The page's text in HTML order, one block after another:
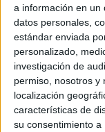
a información en un
datos personales,
estándar enviada
personalizado,
investigación de
permiso, nosotros y
localización
características de
su consentimiento